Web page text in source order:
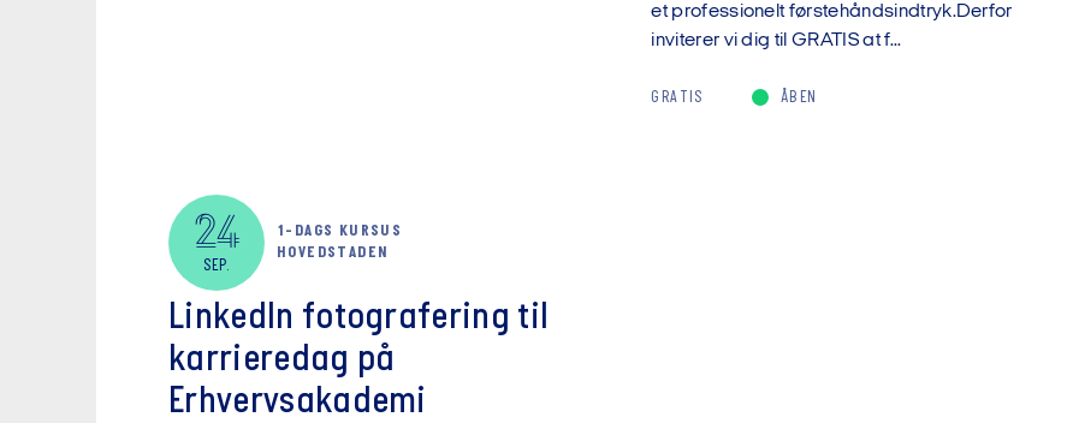
et professionelt førstehåndsindtryk.Derfor
inviterer vi dig til GRATIS at f...
GRATIS ÅBEN
24
SEP.
1-DAGS KURSUS
HOVEDSTADEN
LinkedIn fotografering til
karrieredag på
Erhvervsakademi